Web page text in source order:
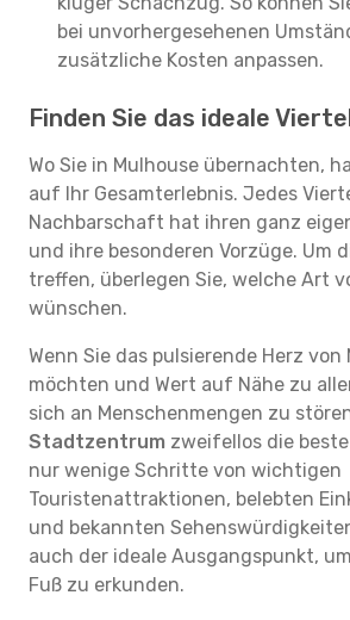
bei unvorhergesehenen
zusätzliche Kosten anpassen.
Finden Sie das ideale
Wo Sie in Mulhouse übernachten,
auf Ihr Gesamterlebnis. Jedes
Nachbarschaft hat ihren ganz
und ihre besonderen Vorzüge. Um
treffen, überlegen Sie, welche Art
wünschen.
Wenn Sie das pulsierende Herz von
möchten und Wert auf Nähe zu
sich an Menschenmengen zu
Stadtzentrum zweifellos die beste
nur wenige Schritte von wichtigen
Touristenattraktionen, belebten
und bekannten
auch der ideale Ausgangspunkt,
Fuß zu erkunden.